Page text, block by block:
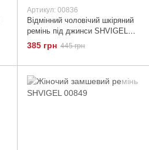
Артикул: 00836
Відмінний чоловічий шкіряний
ремінь під джинси SHVIGEL
00836
385 грн 445 грн